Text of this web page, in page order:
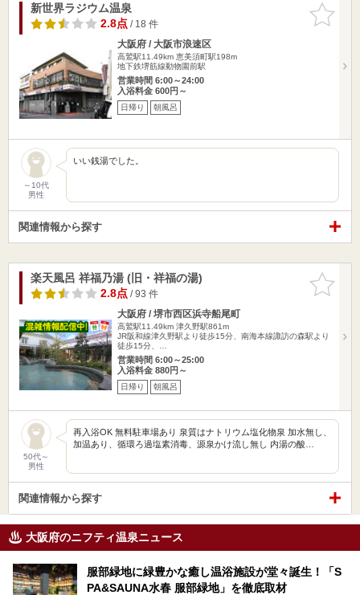
お気に入
りに追加
新世界ラジウム温泉
2.8点/ 18 件
大阪府 / 大阪市浪速区
高鷲駅11.49km 恵美須町駅198m
地下鉄堺筋線動物園前駅
営業時間 6:00～24:00
入浴料金 600円～
日帰り 朝風呂
～10代
男性
いい銭湯でした。
関連情報から探す
お気に入
りに追加
楽天風呂 祥福乃湯 (旧・祥福の湯)
2.8点/ 93 件
大阪府 / 堺市西区浜寺船尾町
高鷲駅11.49km 津久野駅861m
JR阪和線津久野駅より徒歩15分、南海本線諏訪の森駅より
徒歩15分、…
営業時間 6:00～25:00
入浴料金 880円～
日帰り 朝風呂
50代～
男性
再入浴OK 無料駐車場あり 泉質はナトリウム塩化物泉 加水無し、
加温あり、循環ろ過塩素消毒、源泉かけ流し無し 内湯の酸…
関連情報から探す
大阪府のニフティ温泉ニュース
服部緑地に緑豊かな癒し温浴施設が堂々誕生！「S
PA&SAUNA水春 服部緑地」を徹底取材